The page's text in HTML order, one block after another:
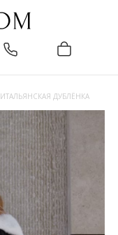
ИТАЛЬЯНСКАЯ ДУБЛЁНКА